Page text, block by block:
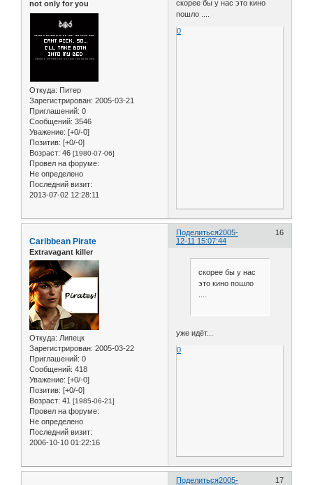
not only for you
Откуда: Питер
Зарегистрирован: 2005-03-21
Приглашений: 0
Сообщений: 3546
Уважение: [+0/-0]
Позитив: [+0/-0]
Возраст: 46 [1980-07-06]
Провел на форуме:
Не определено
Последний визит:
2013-07-02 12:28:11
скорее бы у нас это кино
пошло ....
0
Поделиться 16
2005-
12-11 15:07:44
Caribbean Pirate
Extravagant killer
Откуда: Липецк
Зарегистрирован: 2005-03-22
Приглашений: 0
Сообщений: 418
Уважение: [+0/-0]
Позитив: [+0/-0]
Возраст: 41 [1985-06-21]
Провел на форуме:
Не определено
Последний визит:
2006-10-10 01:22:16
скорее бы у нас
это кино пошло
....
уже идёт...
0
Поделиться 17
2005-